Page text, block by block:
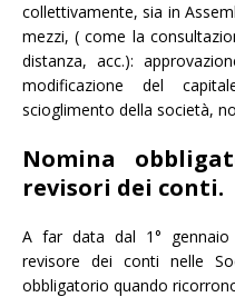
collettivamente, sia in
mezzi, ( come la
distanza, acc.):
modificazione del
scioglimento della società,
Nomina
revisori dei conti.
A far data dal 1° gennaio
revisore dei conti nelle
obbligatorio quando